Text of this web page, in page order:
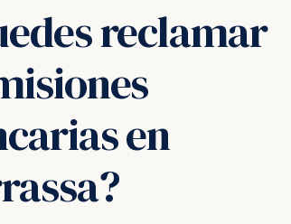
reclamar
en